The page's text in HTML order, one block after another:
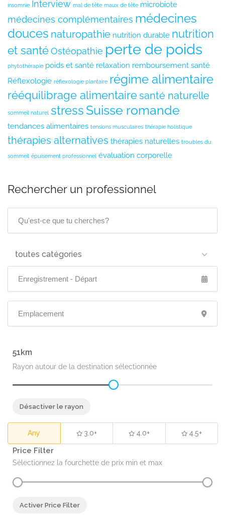
insomnie Interview mal de tête maux de tête microbiote
médecines complémentaires médecines
douces naturopathie nutrition durable nutrition
et santéOstéopathie perte de poids
phytothérapie poids et santé relaxation remboursement santé
Réflexologie réflexologie plantaire régime alimentaire
rééquilibrage alimentairesanté naturelle
sommeil naturel stress Suisse romande
tendances alimentaires tensions musculaires thérapie holistique
thérapies alternatives thérapies naturelles troubles du
sommeil épuisement professionnel évaluation corporelle
Rechercher un professionnel
toutes catégories
51
Rayon autour de la destination sélectionnée
Désactiver le rayon
Any 3.0+ 4.0+ 4.5+
Price Filter
Sélectionnez la fourchette de prix min et max
Activer Price Filter